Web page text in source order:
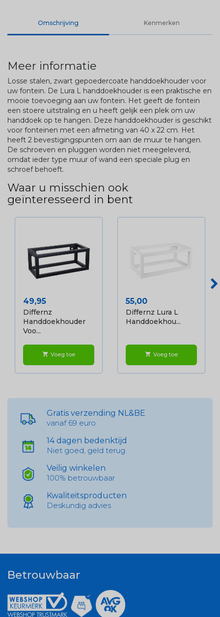
Omschrijving Kenmerken
Meer informatie
Losse stalen, zwart gepoedercoate handdoekhouder voor
uw fontein. De Lura L handdoekhouder is een praktische en
mooie toevoeging aan uw fontein. Het geeft de fontein
een stoere uitstraling en u heeft gelijk een plek om uw
handdoek op te hangen. Deze handdoekhouder is geschikt
voor fonteinen met een afmeting van 40 x 22 cm. Het
heeft 2 bevestigingspunten om aan de muur te hangen.
De schroeven en pluggen worden niet meegeleverd,
omdat ieder type muur of wand een speciale plug en
schroef behoeft.
Waar u misschien ook
geïnteresseerd in bent
Prijs
49,95
Differnz
Handdoekhouder
Voo...
shopping_cart Voeg toe
Prijs
55,00
Differnz Lura L
Handdoekhou...
shopping_cart Voeg toe
Gratis verzending NL&BE
vanaf 69 euro
14 dagen bedenktijd
Niet goed, geld terug
Veilig winkelen
100% betrouwbaar
Kwaliteitsproducten
Deskundig advies
Betrouwbaar